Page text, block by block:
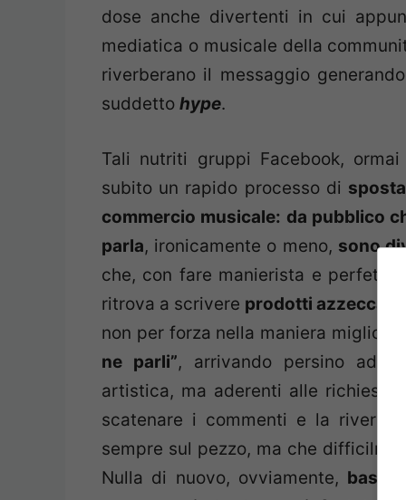
dose anche divertenti in cui
mediatica o musicale della
riverberano il messaggio
suddetto hype.
Tali nutriti gruppi Facebook,
subito un rapido processo di
commercio musicale: da pubblico
parla, ironicamente o meno, sono
che, con fare manierista e
ritrova a scrivere prodotti azzeccati
non per forza nella maniera
ne parli”, arrivando persino ad
artistica, ma aderenti alle richieste
scatenare i commenti e la
sempre sul pezzo, ma che
Nulla di nuovo, ovviamente, basti